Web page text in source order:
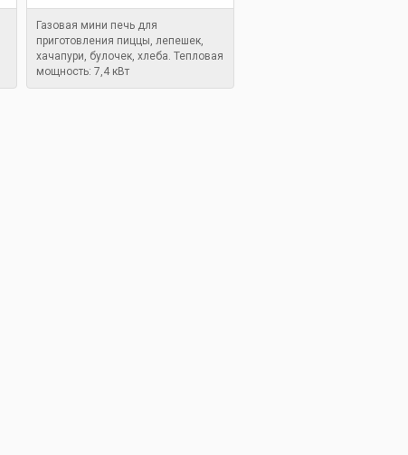
Газовая мини печь для
приготовления пиццы, лепешек,
хачапури, булочек, хлеба. Тепловая
мощность: 7,4 кВт